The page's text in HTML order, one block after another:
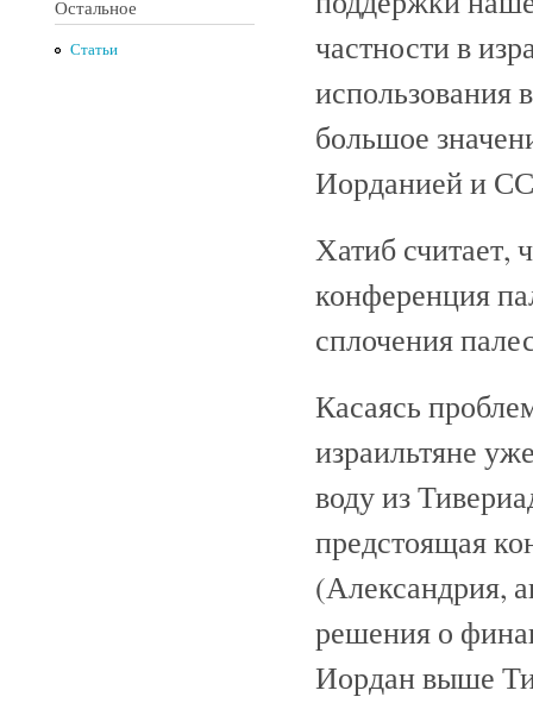
Остальное
Статьи
частности в
использования
большое
Иорданией и
Хатиб считает,
конференция
сплочения
Касаясь
израильтяне
воду из
предстоящая
(Александрия,
решения о
Иордан выше